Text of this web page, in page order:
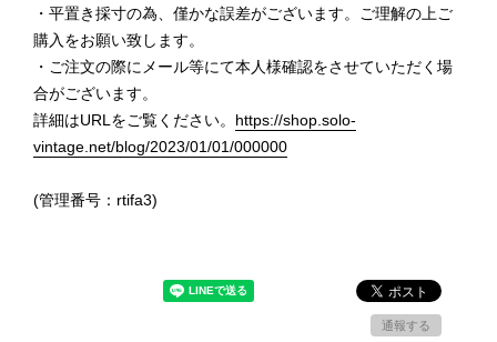
・平置き採寸の為、僅かな誤差がございます。ご理解の上ご
購入をお願い致します。
・ご注文の際にメール等にて本人様確認をさせていただく場
合がございます。
詳細はURLをご覧ください。 https://shop.solo-
vintage.net/blog/2023/01/01/000000
(管理番号：rtifa3)
通報する